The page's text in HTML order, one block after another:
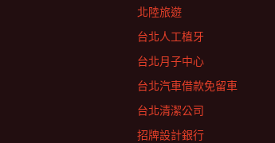
北陸旅遊
台北人工植牙
台北月子中心
台北汽車借款免留車
台北清潔公司
招牌設計銀行